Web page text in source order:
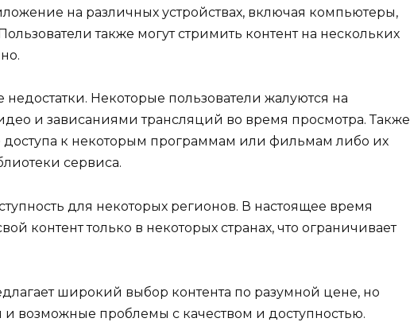
на различных устройствах, включая компьютеры,
также могут стримить контент на нескольких
Некоторые пользователи жалуются на
и зависаниями трансляций во время просмотра. Также
доступа к некоторым программам или фильмам либо их
сервиса.
для некоторых регионов. В настоящее время
контент только в некоторых странах, что ограничивает
широкий выбор контента по разумной цене, но
возможные проблемы с качеством и доступностью.